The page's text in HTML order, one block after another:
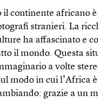
il continente africano
stranieri. La
ha affascinato e
il mondo. Questa
a volte
modo in cui l’Africa
grazie a un